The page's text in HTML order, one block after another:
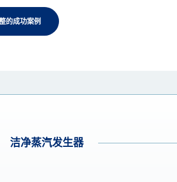
的成功案例
洁净蒸汽发生器